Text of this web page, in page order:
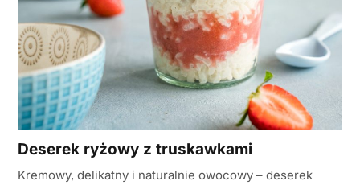
Deserek ryżowy z truskawkami
Kremowy, delikatny i naturalnie owocowy – deserek